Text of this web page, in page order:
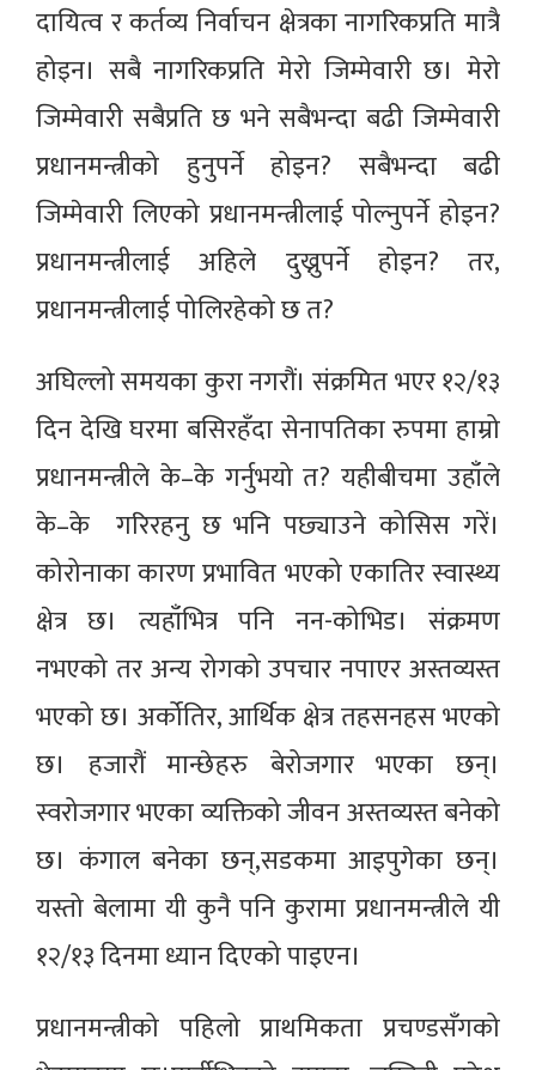
दायित्व र कर्तव्य निर्वाचन क्षेत्रका नागरिकप्रति मात्रै
होइन। सबै नागरिकप्रति मेरो जिम्मेवारी छ। मेरो
जिम्मेवारी सबैप्रति छ भने सबैभन्दा बढी जिम्मेवारी
प्रधानमन्त्रीको हुनुपर्ने होइन? सबैभन्दा बढी
जिम्मेवारी लिएको प्रधानमन्त्रीलाई पोल्नुपर्ने होइन?
प्रधानमन्त्रीलाई अहिले दुख्नुपर्ने होइन? तर,
प्रधानमन्त्रीलाई पोलिरहेको छ त?
अघिल्लो समयका कुरा नगरौं। संक्रमित भएर १२/१३
दिन देखि घरमा बसिरहँदा सेनापतिका रुपमा हाम्रो
प्रधानमन्त्रीले के–के गर्नुभयो त? यहीबीचमा उहाँले
के–के गरिरहनु छ भनि पछ्याउने कोसिस गरें।
कोरोनाका कारण प्रभावित भएको एकातिर स्वास्थ्य
क्षेत्र छ। त्यहाँभित्र पनि नन-कोभिड। संक्रमण
नभएको तर अन्य रोगको उपचार नपाएर अस्तव्यस्त
भएको छ। अर्कोतिर, आर्थिक क्षेत्र तहसनहस भएको
छ। हजारौं मान्छेहरु बेरोजगार भएका छन्।
स्वरोजगार भएका व्यक्तिको जीवन अस्तव्यस्त बनेको
छ। कंगाल बनेका छन्,सडकमा आइपुगेका छन्।
यस्तो बेलामा यी कुनै पनि कुरामा प्रधानमन्त्रीले यी
१२/१३ दिनमा ध्यान दिएको पाइएन।
प्रधानमन्त्रीको पहिलो प्राथमिकता प्रचण्डसँगको